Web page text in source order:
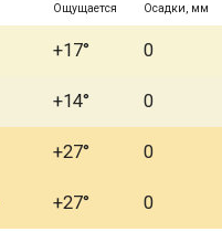
Ощущается Осадки, мм
+17° 0
+14° 0
+27° 0
+27° 0